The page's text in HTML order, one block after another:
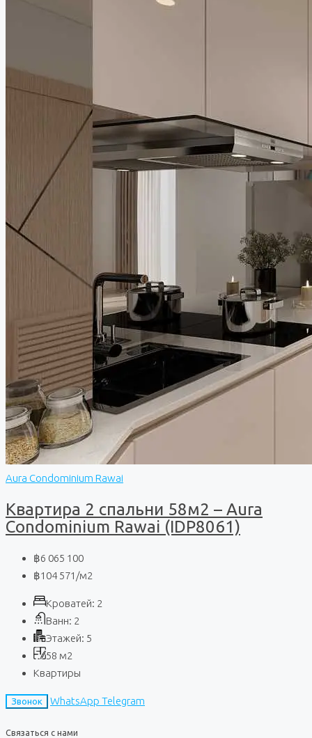
Aura Condominium Rawai
Квартира 2 спальни 58м2 – Aura
Condominium Rawai (IDP8061)
฿6 065 100
฿104 571 /м2
Кроватей: 2
Ванн: 2
Этажей: 5
58 м2
Квартиры
Звонок WhatsApp Telegram
Связаться с нами